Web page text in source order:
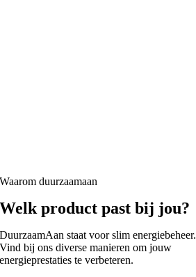
Waarom duurzaamaan
Welk product past bij jou?
DuurzaamAan staat voor slim energiebeheer.
Vind bij ons diverse manieren om jouw
energieprestaties te verbeteren.